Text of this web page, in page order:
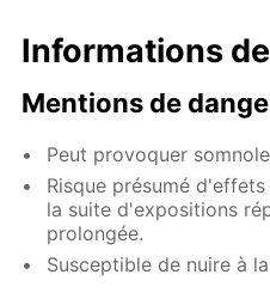
Informations
Mentions de
Peut provoquer
Risque présumé
la suite d'expositions
prolongée.
Susceptible de nuire à